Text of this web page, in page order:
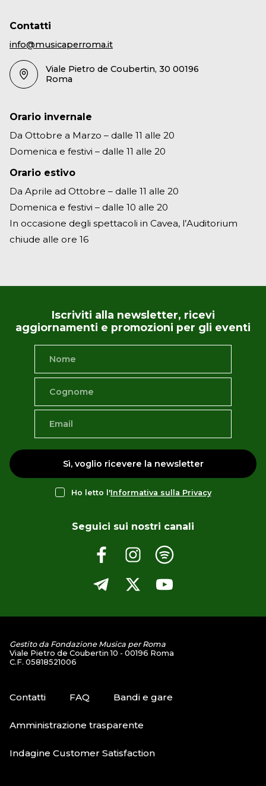
Contatti
info@musicaperroma.it
Viale Pietro de Coubertin, 30 00196
Roma
Orario invernale
Da Ottobre a Marzo – dalle 11 alle 20
Domenica e festivi – dalle 11 alle 20
Orario estivo
Da Aprile ad Ottobre – dalle 11 alle 20
Domenica e festivi – dalle 10 alle 20
In occasione degli spettacoli in Cavea, l’Auditorium
chiude alle ore 16
Iscriviti alla newsletter, ricevi
aggiornamenti e promozioni per gli eventi
Sì, voglio ricevere la newsletter
Ho letto l'Informativa sulla Privacy
Seguici sui nostri canali
Gestito da Fondazione Musica per Roma
Viale Pietro de Coubertin 10 - 00196 Roma
C.F. 05818521006
Contatti FAQ Bandi e gare
Amministrazione trasparente
Indagine Customer Satisfaction